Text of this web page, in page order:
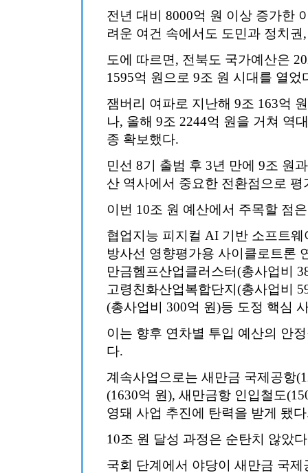
전년 대비 8000억 원 이상 증가한
려운 여건 속에서도 도민과 정치
도에 따르면, 전북도 국가예산은
1595억 원으로 9조 원 시대를 열었
잼버리 여파로 지난해 9조 163억
나, 올해 9조 2244억 원을 거쳐 역
종 확보했다.
민선 8기 출범 후 3년 만에 9조 원
산 역사에서 중요한 전환점으로 평
이번 10조 원 예산에서 주목할 점
협업지능 피지컬 AI 기반 소프트
방사선 영향평가용 사이클로트론
만금헴프산업클러스터(총사업비
고령친화산업복합단지(총사업비
(총사업비 300억 원)등 도정 핵심
이는 향후 연차별 투입 예산의 안
다.
계속사업으로는 새만금 국제공항
(1630억 원), 새만금항 인입철도
영돼 사업 추진에 탄력을 받게 됐
10조 원 달성 과정은 순탄치 않았
국회 단계에서 야당이 새만금 국